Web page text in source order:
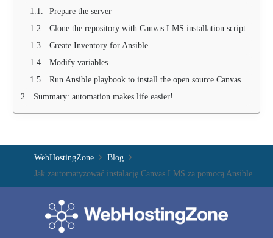
Prepare the server
Clone the repository with Canvas LMS installation script
Create Inventory for Ansible
Modify variables
Run Ansible playbook to install the open source Canvas LMS system
Summary: automation makes life easier!
WebHostingZone
Blog
Jak zautomatyzować instalację Canvas LMS za pomocą Ansible